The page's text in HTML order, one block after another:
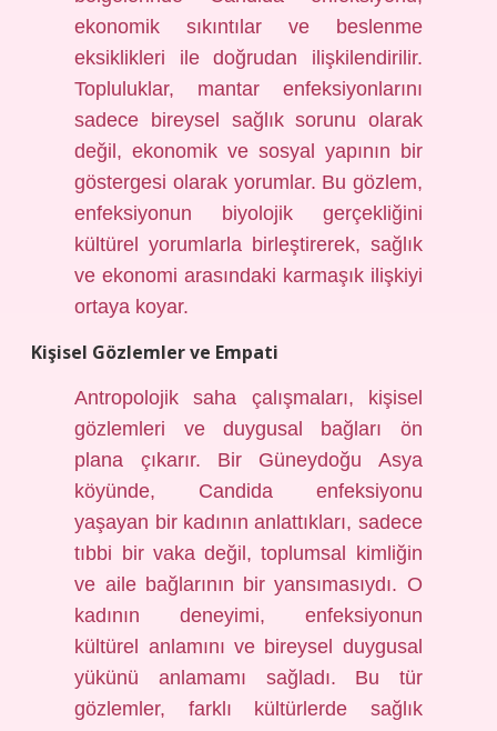
ekonomik sıkıntılar ve beslenme
eksiklikleri ile doğrudan ilişkilendirilir.
Topluluklar, mantar enfeksiyonlarını
sadece bireysel sağlık sorunu olarak
değil, ekonomik ve sosyal yapının bir
göstergesi olarak yorumlar. Bu gözlem,
enfeksiyonun biyolojik gerçekliğini
kültürel yorumlarla birleştirerek, sağlık
ve ekonomi arasındaki karmaşık ilişkiyi
ortaya koyar.
Kişisel Gözlemler ve Empati
Antropolojik saha çalışmaları, kişisel
gözlemleri ve duygusal bağları ön
plana çıkarır. Bir Güneydoğu Asya
köyünde, Candida enfeksiyonu
yaşayan bir kadının anlattıkları, sadece
tıbbi bir vaka değil, toplumsal kimliğin
ve aile bağlarının bir yansımasıydı. O
kadının deneyimi, enfeksiyonun
kültürel anlamını ve bireysel duygusal
yükünü anlamamı sağladı. Bu tür
gözlemler, farklı kültürlerde sağlık